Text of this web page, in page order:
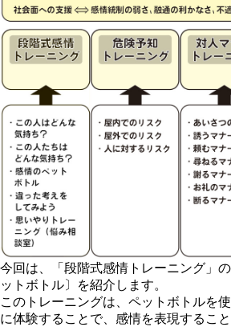
今回は、「段階式感情トレーニング」
ットボトル〕を紹介します。
このトレーニングは、ペットボトルを
に体験することで、感情を表現するこ